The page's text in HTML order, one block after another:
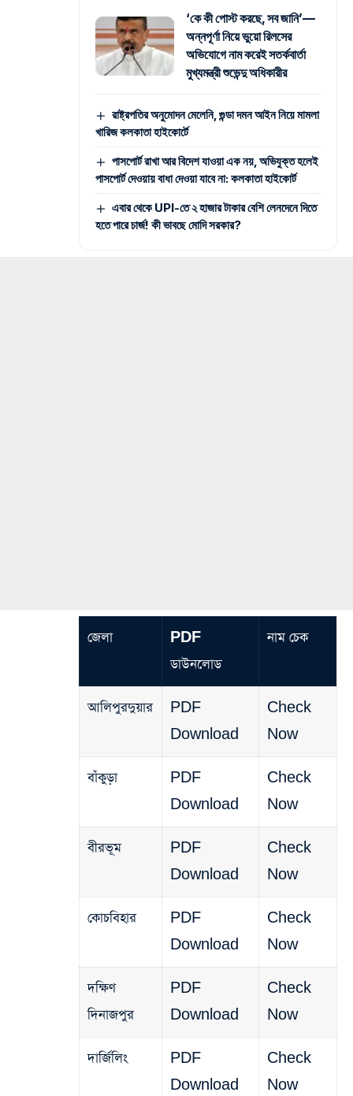
‘কে কী পোস্ট করছে, সব জানি’—
অন্নপূর্ণা নিয়ে ভুয়ো রিলসের
অভিযোগে নাম করেই সতর্কবার্তা
মুখ্যমন্ত্রী শুভেন্দু অধিকারীর
রাষ্ট্রপতির অনুমোদন মেলেনি, গুন্ডা দমন আইন নিয়ে মামলা
খারিজ কলকাতা হাইকোর্টে
পাসপোর্ট রাখা আর বিদেশ যাওয়া এক নয়, অভিযুক্ত হলেই
পাসপোর্ট দেওয়ায় বাধা দেওয়া যাবে না: কলকাতা হাইকোর্ট
এবার থেকে UPI-তে ২ হাজার টাকার বেশি লেনদেনে দিতে
হতে পারে চার্জ! কী ভাবছে মোদি সরকার?
জেলা
PDF
ডাউনলোড
নাম চেক
আলিপুরদুয়ার
PDF
Download
Check
Now
বাঁকুড়া
PDF
Download
Check
Now
বীরভূম
PDF
Download
Check
Now
কোচবিহার
PDF
Download
Check
Now
দক্ষিণ
দিনাজপুর
PDF
Download
Check
Now
দার্জিলিং
PDF
Download
Check
Now